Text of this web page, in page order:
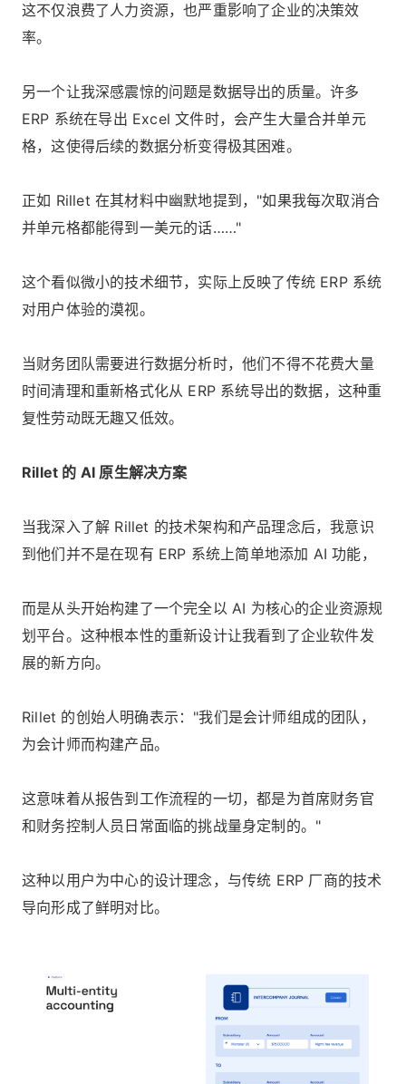
这不仅浪费了人力资源，也严重影响了企业的决策效
率。
另一个让我深感震惊的问题是数据导出的质量。许多
ERP 系统在导出 Excel 文件时，会产生大量合并单元
格，这使得后续的数据分析变得极其困难。
正如 Rillet 在其材料中幽默地提到，"如果我每次取消合
并单元格都能得到一美元的话……"
这个看似微小的技术细节，实际上反映了传统 ERP 系统
对用户体验的漠视。
当财务团队需要进行数据分析时，他们不得不花费大量
时间清理和重新格式化从 ERP 系统导出的数据，这种重
复性劳动既无趣又低效。
Rillet 的 AI 原生解决方案
当我深入了解 Rillet 的技术架构和产品理念后，我意识
到他们并不是在现有 ERP 系统上简单地添加 AI 功能，
而是从头开始构建了一个完全以 AI 为核心的企业资源规
划平台。这种根本性的重新设计让我看到了企业软件发
展的新方向。
Rillet 的创始人明确表示："我们是会计师组成的团队，
为会计师而构建产品。
这意味着从报告到工作流程的一切，都是为首席财务官
和财务控制人员日常面临的挑战量身定制的。"
这种以用户为中心的设计理念，与传统 ERP 厂商的技术
导向形成了鲜明对比。